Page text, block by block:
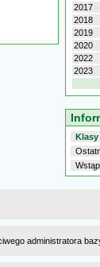
2017
2018
2019
2020
2022
2023
administratora